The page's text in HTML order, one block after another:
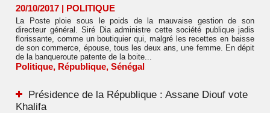
20/10/2017 | POLITIQUE
La Poste ploie sous le poids de la mauvaise gestion de son
directeur général. Siré Dia administre cette société publique jadis
florissante, comme un boutiquier qui, malgré les recettes en baisse
de son commerce, épouse, tous les deux ans, une femme. En dépit
de la banqueroute patente de la boite...
Politique, République, Sénégal
Présidence de la République : Assane Diouf vote
Khalifa